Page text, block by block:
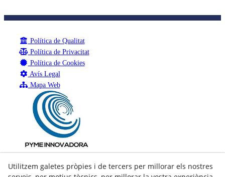
Política de Qualitat
Política de Privacitat
Política de Cookies
Avís Legal
Mapa Web
Utilitzem galetes pròpies i de tercers per millorar els nostres